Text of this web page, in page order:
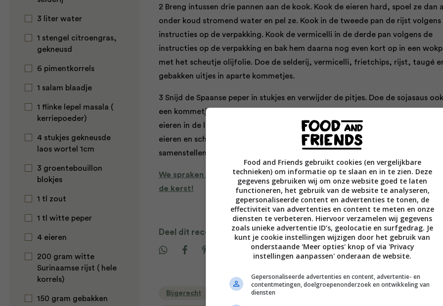
3 liter water
1 stengel citroengras,
gekneusd
6 pimentkorrels
1 salam blaadje
1 flinke lepel masala (
kerriepoeder)
4 stukjes gekneusde
laos wortel 1cm
3 groentebouillon
blokjes
1 tl zout
1 tl witte peper
4 eieren
200 gram witte
Surinaamse rijst ( hele
korrels)
150 gram gebakken
2 Breng intussen drie pannen aan de kook. Kook de eieren hard, spoel ze dan
onder koud stromend water en pel ze. Kook in de tweede pan de rijst volgens
instructies op de verpakking. Kook de vermicelli in de derde pan volgens de
instructies op de verpakking en bak hem daarna nog even kort op in een
met het scheutje olijfolie. Doe de selderij, vermicelli, frietchips, rijst, taugé
gebakken uitjes in aparte kommetjes.
3 Snijd de Spaanse peper in stukjes en verwijder de pitjes. Doe de sojasaus
een kommetje en pers de Spaanse peper erboven uit. Snijd de hardgekookte
eieren in de lengte doormidden. Neem vier soepkommen, leg in elk twee halve
eieren en schenk de bouillon erover. Serveer en laat iedereen zelf zijn eigen
samenstellen met de ingrediënten uit de verschillende kommetjes.
We spraken de SuriMams deze maand, lees hier het interview en hun kijk op
de kerst!
Deel dit recept
Bewaar
Bijgerecht Gelegenheid
Food and Friends gebruikt cookies (en vergelijkbare
technieken) om informatie op te slaan en in te zien. Deze
gegevens gebruiken wij om onze website goed te laten
functioneren, het gebruik van de website te analyseren,
gepersonaliseerde content en advertenties te tonen, de
effectiviteit van advertenties en content te meten en onze
diensten te verbeteren. Hiervoor verzamelen wij gegevens
zoals unieke advertentie ID’s, geolocatie en surfgedrag. Je
kunt je cookie instellingen wijzigen door het gebruik van
onderstaande 'Meer opties' knop of via 'Privacy
instellingen aanpassen' onderaan de website.
Gepersonaliseerde advertenties en content, advertentie- en
contentmetingen, doelgroepenonderzoek en ontwikkeling van
diensten